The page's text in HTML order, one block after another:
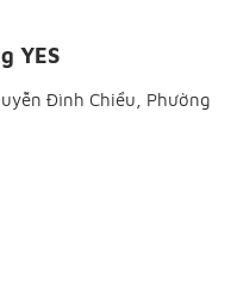
YES
Đình Chiểu, Phường